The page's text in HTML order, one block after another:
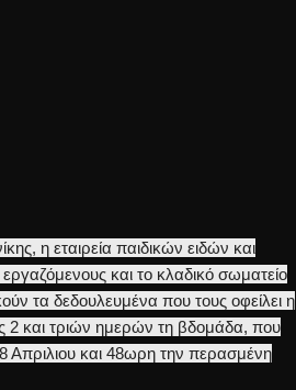
η εταιρεία παιδικών ειδών και
και το κλαδικό σωματείο
τα δεδουλευμένα που τους οφείλει η
2 και τριών ημερών τη βδομάδα, που
και 48ωρη την περασμένη